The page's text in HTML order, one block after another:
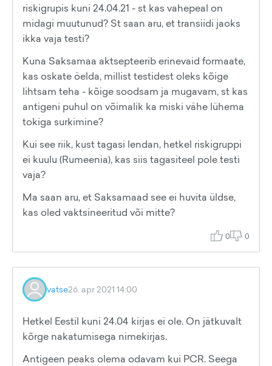
riskigrupis kuni 24.04.21 - st kas vahepeal on
midagi muutunud? St saan aru, et transiidi jaoks
ikka vaja testi?
Kuna Saksamaa aktsepteerib erinevaid formaate,
kas oskate öelda, millist testidest oleks kõige
lihtsam teha - kõige soodsam ja mugavam, st kas
antigeni puhul on võimalik ka miski vähe lühema
tokiga surkimine?
Kui see riik, kust tagasi lendan, hetkel riskigruppi
ei kuulu (Rumeenia), kas siis tagasiteel pole testi
vaja?
Ma saan aru, et Saksamaad see ei huvita üldse,
kas oled vaktsineeritud või mitte?
0 0
vatse26. apr 2021 14:00
Hetkel Eestil kuni 24.04 kirjas ei ole. On jätkuvalt
kõrge nakatumisega nimekirjas.
Antigeen peaks olema odavam kui PCR. Seega